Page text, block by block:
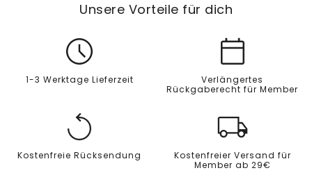
Unsere Vorteile für dich
1-3 Werktage Lieferzeit
Verlängertes
Rückgaberecht für Member
Kostenfreie Rücksendung
Kostenfreier Versand für
Member ab 29€